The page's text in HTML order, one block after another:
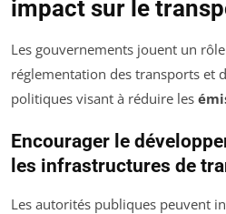
impact sur le
Les gouvernements jouent un
réglementation des transports et
politiques visant à réduire les
Encourager le
les infrastructures de
Les autorités publiques peuvent